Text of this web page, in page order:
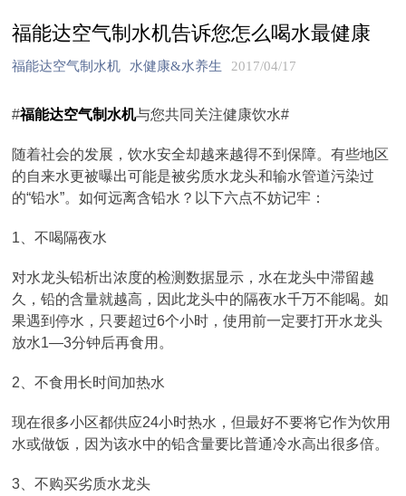
福能达空气制水机告诉您怎么喝水最健康
福能达空气制水机 水健康&水养生 2017/04/17
#福能达空气制水机与您共同关注健康饮水#
随着社会的发展，饮水安全却越来越得不到保障。有些地区
的自来水更被曝出可能是被劣质水龙头和输水管道污染过
的“铅水”。如何远离含铅水？以下六点不妨记牢：
1、不喝隔夜水
对水龙头铅析出浓度的检测数据显示，水在龙头中滞留越
久，铅的含量就越高，因此龙头中的隔夜水千万不能喝。如
果遇到停水，只要超过6个小时，使用前一定要打开水龙头
放水1—3分钟后再食用。
2、不食用长时间加热水
现在很多小区都供应24小时热水，但最好不要将它作为饮用
水或做饭，因为该水中的铅含量要比普通冷水高出很多倍。
3、不购买劣质水龙头